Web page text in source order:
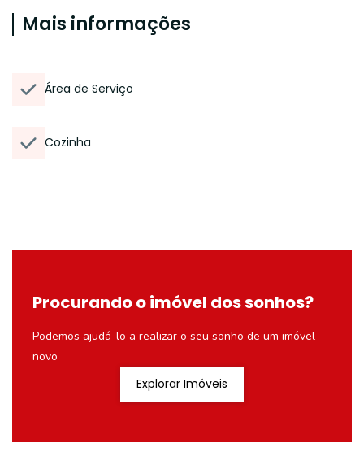
Mais informações
Área de Serviço
Cozinha
Procurando o imóvel dos sonhos?
Podemos ajudá-lo a realizar o seu sonho de um imóvel
novo
Explorar Imóveis